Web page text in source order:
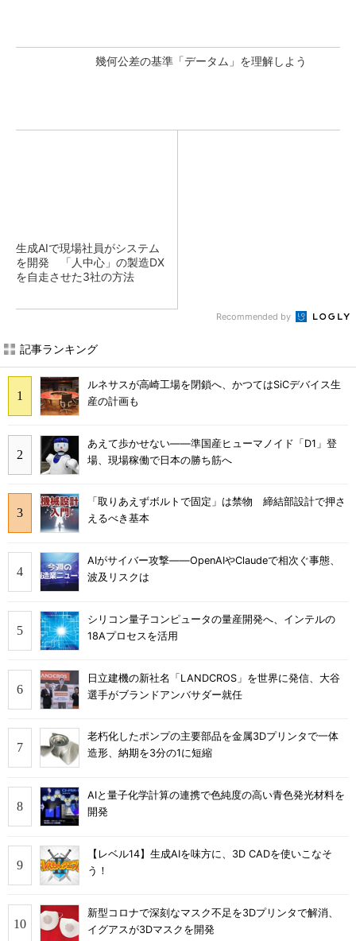
幾何公差の基準「データム」を理解しよう
生成AIで現場社員がシステム
を開発 「人中心」の製造DX
を自走させた3社の方法
Recommended by
記事ランキング
ルネサスが高崎工場を閉鎖へ、かつてはSiCデバイス生
産の計画も
あえて歩かせない――準国産ヒューマノイド「D1」登
場、現場稼働で日本の勝ち筋へ
「取りあえずボルトで固定」は禁物 締結部設計で押さ
えるべき基本
AIがサイバー攻撃――OpenAIやClaudeで相次ぐ事態、
波及リスクは
シリコン量子コンピュータの量産開発へ、インテルの
18Aプロセスを活用
日立建機の新社名「LANDCROS」を世界に発信、大谷
選手がブランドアンバサダー就任
老朽化したポンプの主要部品を金属3Dプリンタで一体
造形、納期を3分の1に短縮
AIと量子化学計算の連携で色純度の高い青色発光材料を
開発
【レベル14】生成AIを味方に、3D CADを使いこなそ
う！
新型コロナで深刻なマスク不足を3Dプリンタで解消、
イグアスが3Dマスクを開発